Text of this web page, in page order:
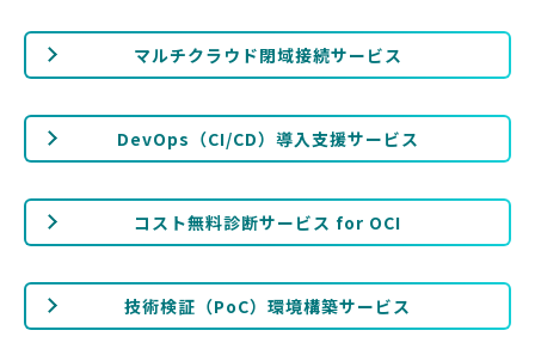
マルチクラウド閉域接続サービス
DevOps（CI/CD）導入支援サービス
コスト無料診断サービス for OCI
技術検証（PoC）環境構築サービス